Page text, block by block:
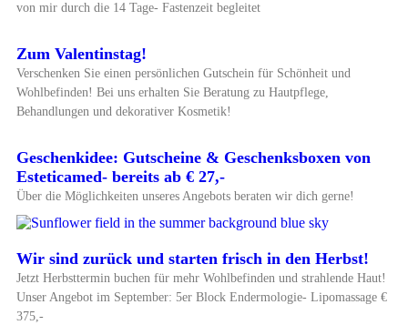
von mir durch die 14 Tage- Fastenzeit begleitet
Zum Valentinstag!
Verschenken Sie einen persönlichen Gutschein für Schönheit und
Wohlbefinden! Bei uns erhalten Sie Beratung zu Hautpflege,
Behandlungen und dekorativer Kosmetik!
Geschenkidee: Gutscheine & Geschenksboxen von
Esteticamed- bereits ab € 27,-
Über die Möglichkeiten unseres Angebots beraten wir dich gerne!
Wir sind zurück und starten frisch in den Herbst!
Jetzt Herbsttermin buchen für mehr Wohlbefinden und strahlende Haut!
Unser Angebot im September: 5er Block Endermologie- Lipomassage €
375,-